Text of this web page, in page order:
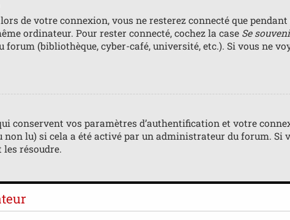
de votre connexion, vous ne resterez connecté que pendant
ordinateur. Pour rester connecté, cochez la case Se
(bibliothèque, cyber-café, université, etc.). Si vous ne
conservent vos paramètres d’authentification et votre
non lu) si cela a été activé par un administrateur du forum. Si
résoudre.